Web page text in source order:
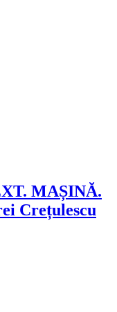
MAȘINĂ.
Crețulescu